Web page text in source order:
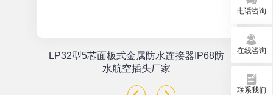
LP32型5芯面板式金属防水连接器IP68防
水航空插头厂家
电话咨询
在线咨询
联系我们